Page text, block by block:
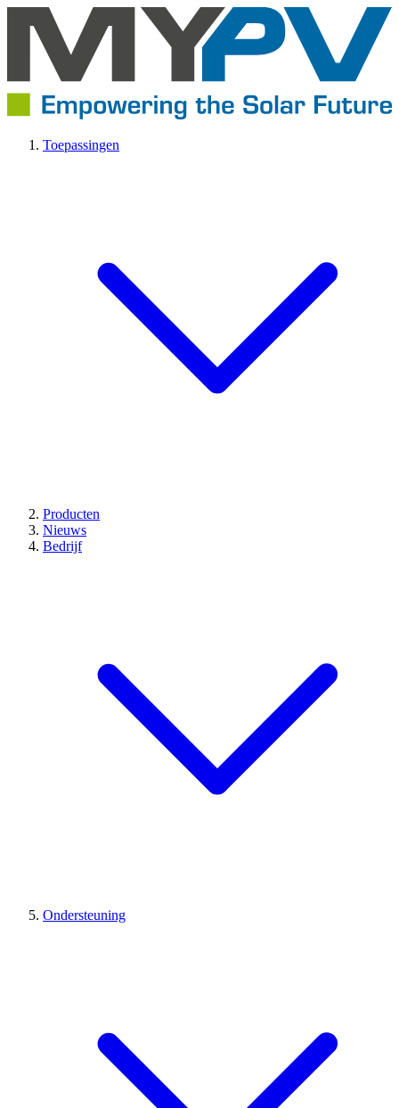
Toepassingen
Producten
Nieuws
Bedrijf
Ondersteuning